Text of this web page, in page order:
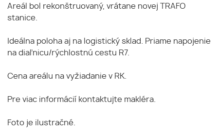
Areál bol rekonštruovaný, vrátane novej TRAFO
stanice.
Ideálna poloha aj na logistický sklad. Priame napojenie
na diaľnicu/rýchlostnú cestu R7.
Cena areálu na vyžiadanie v RK.
Pre viac informácií kontaktujte makléra.
Foto je ilustračné.